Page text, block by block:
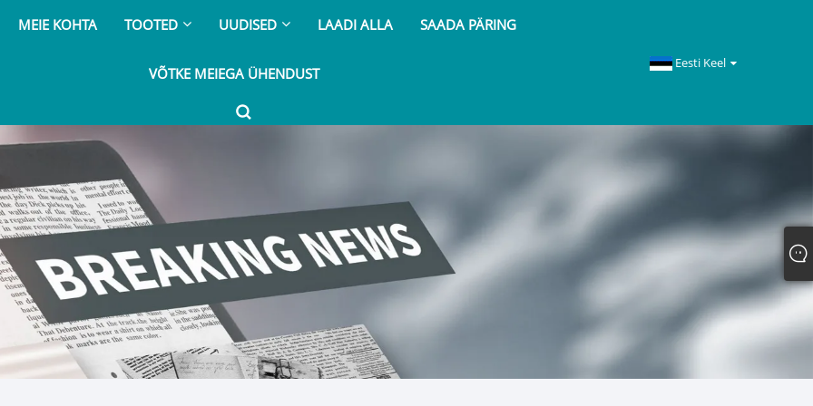
MEIE KOHTA TOOTED UUDISED LAADI ALLA SAADA PÄRING
VÕTKE MEIEGA ÜHENDUST
Eesti Keel